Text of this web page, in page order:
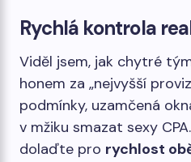
Rychlá kontrola
Viděl jsem, jak chytré
honem za „nejvyšší
podmínky, uzamčená
v mžiku smazat sexy
dolaďte pro rychlost